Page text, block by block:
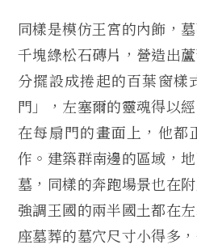
同樣是模仿王宮的內飾，
千塊綠松石磚片，營造出
分擺設成捲起的百葉窗樣
門」，左塞爾的靈魂得以
在每扇門的畫面上，他都
作。建築群南邊的區域，
墓，同樣的奔跑場景也在
強調王國的兩半國土都在
座墓葬的墓穴尺寸小得多